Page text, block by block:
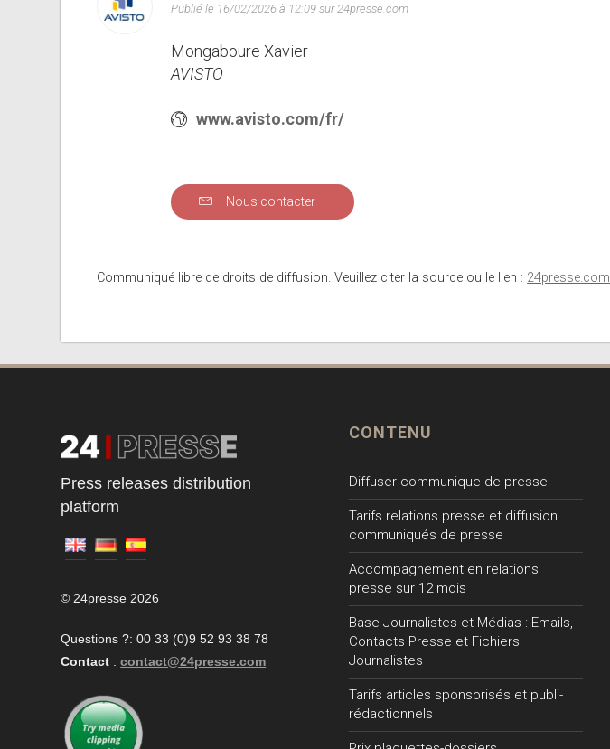
Publié le 16/02/2026 à 12:09 sur 24presse.com
Mongaboure Xavier
AVISTO
www.avisto.com/fr/
Nous contacter
Communiqué libre de droits de diffusion. Veuillez citer la source ou le lien : 24presse.com
Press releases distribution
platform
© 24presse 2026
Questions ?: 00 33 (0)9 52 93 38 78
Contact : contact@24presse.com
CONTENU
Diffuser communique de presse
Tarifs relations presse et diffusion
communiqués de presse
Accompagnement en relations
presse sur 12 mois
Base Journalistes et Médias : Emails,
Contacts Presse et Fichiers
Journalistes
Tarifs articles sponsorisés et publi-
rédactionnels